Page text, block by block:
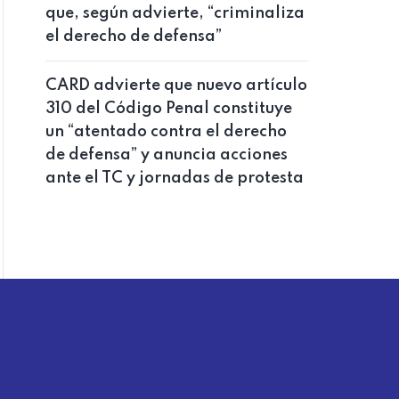
que, según advierte, “criminaliza
el derecho de defensa”
CARD advierte que nuevo artículo
310 del Código Penal constituye
un “atentado contra el derecho
de defensa” y anuncia acciones
ante el TC y jornadas de protesta